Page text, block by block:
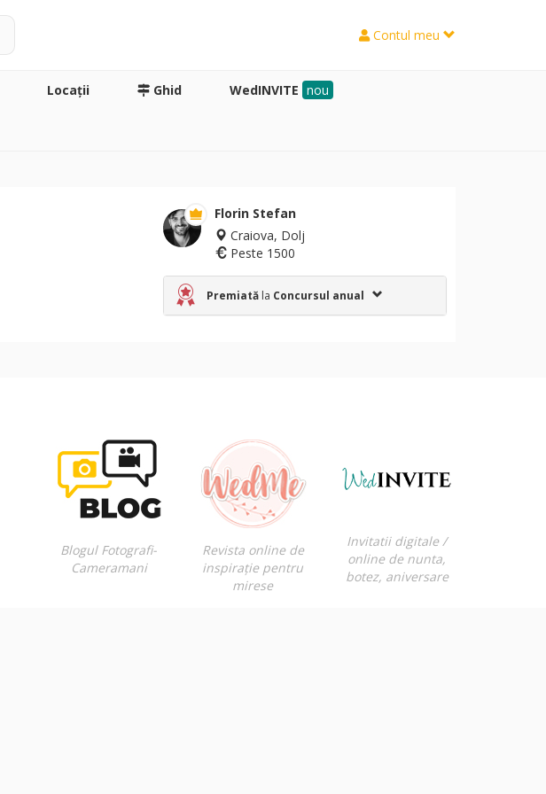
Contul meu
Locaţii Ghid WedINVITE nou
Florin Stefan
Craiova, Dolj
Peste 1500
Premiată la Concursul anual
Blogul Fotografi-
Cameramani
Revista online de
inspirație pentru
mirese
Invitatii digitale /
online de nunta,
botez, aniversare